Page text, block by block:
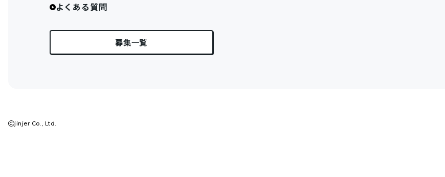
よくある質問
募集一覧
jinjer Co., Ltd.